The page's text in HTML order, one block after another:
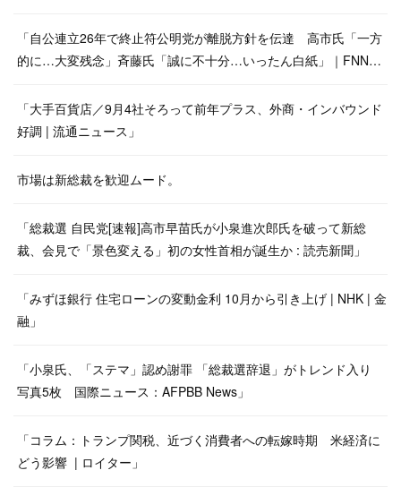
「自公連立26年で終止符公明党が離脱方針を伝達 高市氏「一方
的に…大変残念」斉藤氏「誠に不十分…いったん白紙」｜FNN…
「大手百貨店／9月4社そろって前年プラス、外商・インバウンド
好調 | 流通ニュース」
市場は新総裁を歓迎ムード。
「総裁選 自民党[速報]高市早苗氏が小泉進次郎氏を破って新総
裁、会見で「景色変える」初の女性首相が誕生か : 読売新聞」
「みずほ銀行 住宅ローンの変動金利 10月から引き上げ | NHK | 金
融」
「小泉氏、「ステマ」認め謝罪 「総裁選辞退」がトレンド入り
写真5枚 国際ニュース：AFPBB News」
「コラム：トランプ関税、近づく消費者への転嫁時期 米経済に
どう影響 | ロイター」